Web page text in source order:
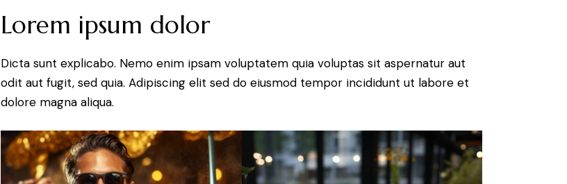
Lorem ipsum dolor
Dicta sunt explicabo. Nemo enim ipsam voluptatem quia voluptas sit aspernatur aut
odit aut fugit, sed quia. Adipiscing elit sed do eiusmod tempor incididunt ut labore et
dolore magna aliqua.